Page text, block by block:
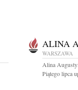
ALINA
WARSZAWA
Alina
Piątego lipca